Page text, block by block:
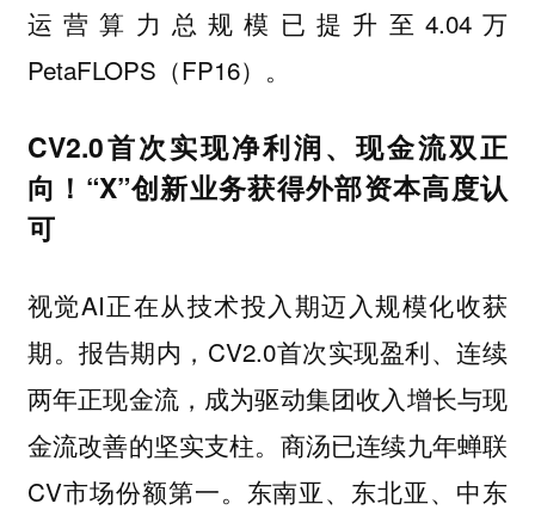
运营算力总规模已提升至4.04万
PetaFLOPS（FP16）。
CV2.0首次实现净利润、现金流双正
向！“X”创新业务获得外部资本高度认
可
视觉AI正在从技术投入期迈入规模化收获
期。报告期内，CV2.0首次实现盈利、连续
两年正现金流，成为驱动集团收入增长与现
金流改善的坚实支柱。商汤已连续九年蝉联
CV市场份额第一。东南亚、东北亚、中东